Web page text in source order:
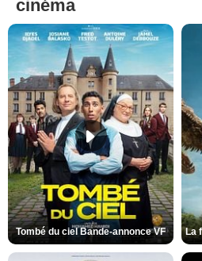
cinéma
Tombé du ciel Bande-annonce VF